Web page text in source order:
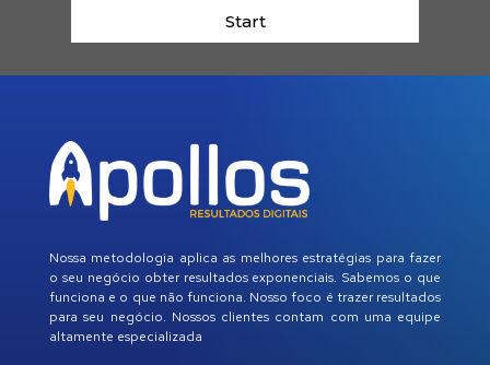
Start
Nossa metodologia aplica as melhores estratégias para fazer
o seu negócio obter resultados exponenciais. Sabemos o que
funciona e o que não funciona. Nosso foco é trazer resultados
para seu negócio. Nossos clientes contam com uma equipe
altamente especializada